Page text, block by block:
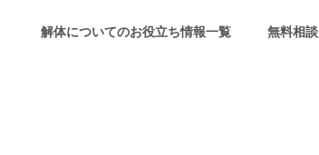
解体についてのお役立ち情報一覧 無料相